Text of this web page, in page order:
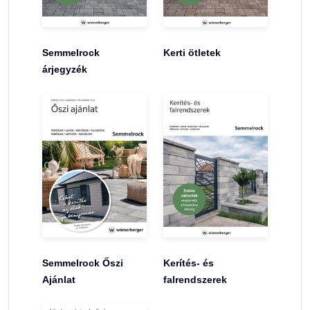
Semmelrock
árjegyzék
Kerti ötletek
Semmelrock Őszi
Ajánlat
Kerítés- és
falrendszerek